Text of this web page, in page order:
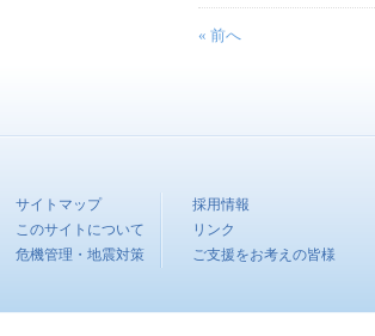
« 前へ
サイトマップ
このサイトについて
危機管理・地震対策
採用情報
リンク
ご支援をお考えの皆様